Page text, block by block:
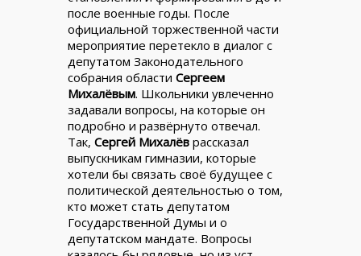
после военные годы. После
официальной торжественной части
мероприятие перетекло в диалог с
депутатом Законодательного
собрания области Сергеем
Михалёвым. Школьники увлеченно
задавали вопросы, на которые он
подробно и развёрнуто отвечал.
Так, Сергей Михалёв рассказал
выпускникам гимназии, которые
хотели бы связать своё будущее с
политической деятельностью о том,
кто может стать депутатом
Государственной Думы и о
депутатском мандате. Вопросы